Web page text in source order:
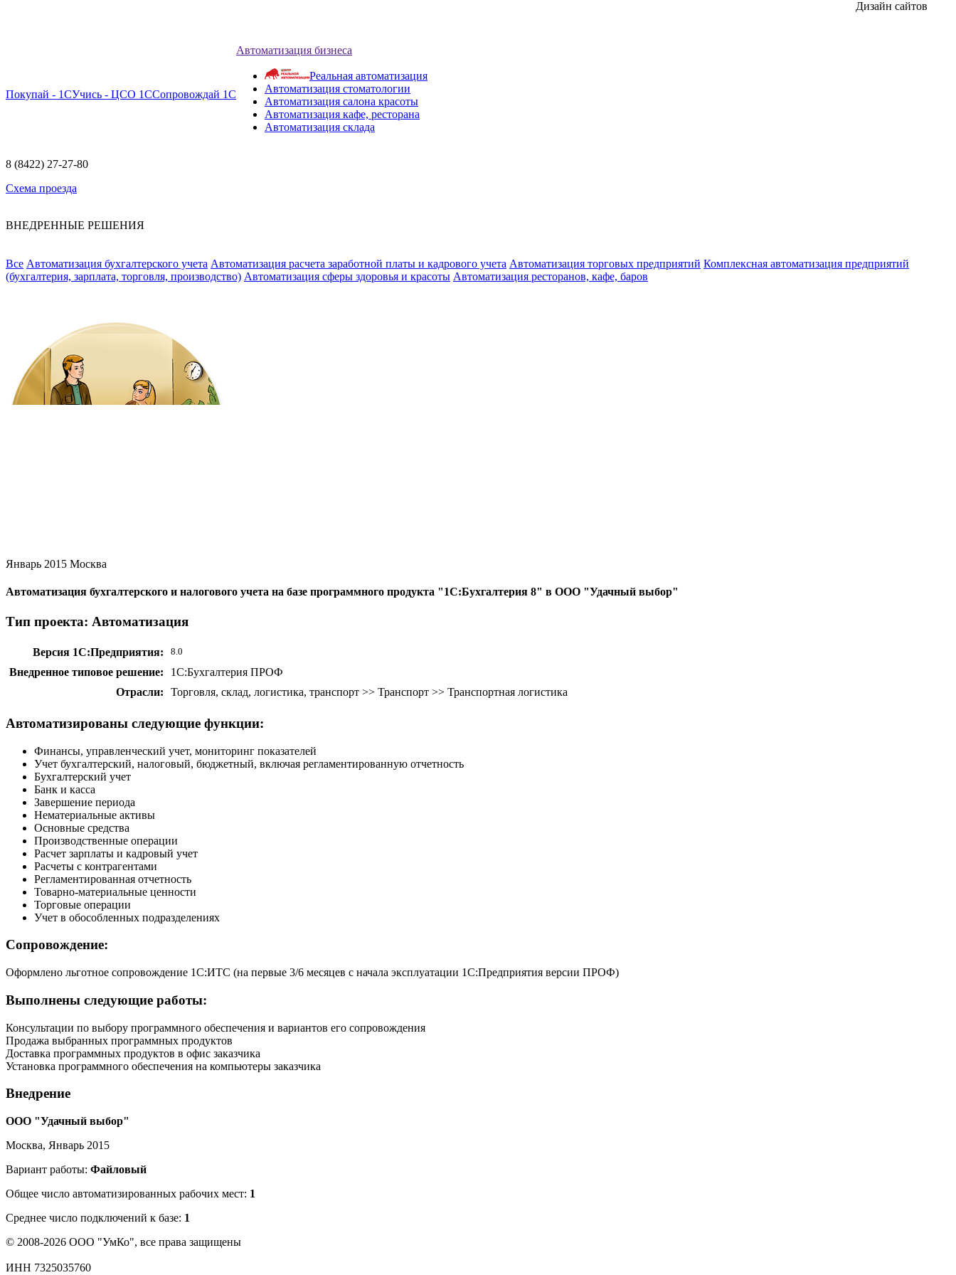
Покупай - 1СУчись - ЦСО 1ССопровождай 1С
Автоматизация бизнеса
Реальная автоматизация
Автоматизация стоматологии
Автоматизация салона красоты
Автоматизация кафе, ресторана
Автоматизация склада
8 (8422) 27-27-80
Схема проезда
ВНЕДРЕННЫЕ РЕШЕНИЯ
Все Автоматизация бухгалтерского учета Автоматизация расчета заработной платы и кадрового учета Автоматизация торговых предприятий Комплексная автоматизация предприятий
(бухгалтерия, зарплата, торговля, производство) Автоматизация сферы здоровья и красоты Автоматизация ресторанов, кафе, баров
Январь 2015 Москва
Автоматизация бухгалтерского и налогового учета на базе программного продукта "1С:Бухгалтерия 8" в ООО "Удачный выбор"
Тип проекта: Автоматизация
Версия 1С:Предприятия: 8.0
Внедренное типовое решение:
1С:Бухгалтерия ПРОФ
Отрасли:
Торговля, склад, логистика, транспорт >> Транспорт >> Транспортная логистика
Автоматизированы следующие функции:
Финансы, управленческий учет, мониторинг показателей
Учет бухгалтерский, налоговый, бюджетный, включая регламентированную отчетность
Бухгалтерский учет
Банк и касса
Завершение периода
Нематериальные активы
Основные средства
Производственные операции
Расчет зарплаты и кадровый учет
Расчеты с контрагентами
Регламентированная отчетность
Товарно-материальные ценности
Торговые операции
Учет в обособленных подразделениях
Сопровождение:
Оформлено льготное сопровождение 1С:ИТС (на первые 3/6 месяцев с начала эксплуатации 1С:Предприятия версии ПРОФ)
Выполнены следующие работы:
Консультации по выбору программного обеспечения и вариантов его сопровождения
Продажа выбранных программных продуктов
Доставка программных продуктов в офис заказчика
Установка программного обеспечения на компьютеры заказчика
Внедрение
ООО "Удачный выбор"
Москва, Январь 2015
Вариант работы: Файловый
Общее число автоматизированных рабочих мест: 1
Среднее число подключений к базе: 1
© 2008-2026 ООО "УмКо", все права защищены
ИНН 7325035760
Дизайн сайтов